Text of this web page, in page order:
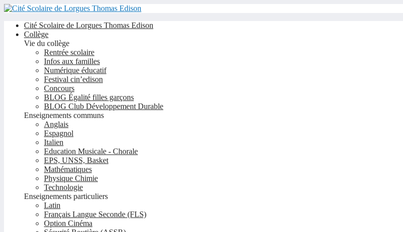
Cité Scolaire de Lorgues Thomas Edison
Collège
Vie du collège
Rentrée scolaire
Infos aux familles
Numérique éducatif
Festival cin’edison
Concours
BLOG Égalité filles garçons
BLOG Club Développement Durable
Enseignements communs
Anglais
Espagnol
Italien
Education Musicale - Chorale
EPS, UNSS, Basket
Mathématiques
Physique Chimie
Technologie
Enseignements particuliers
Latin
Français Langue Seconde (FLS)
Option Cinéma